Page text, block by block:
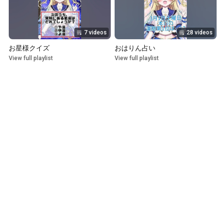
7 videos
お星様クイズ
View full playlist
28 videos
おはりん占い
View full playlist